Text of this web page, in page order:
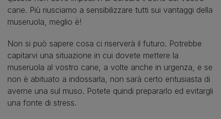
cane. Più riusciamo a sensibilizzare tutti sui vantaggi della
museruola, meglio è!
Non si può sapere cosa ci riserverà il futuro. Potrebbe
capitarvi una situazione in cui dovete mettere la
museruola al vostro cane, a volte anche in urgenza, e se
non è abituato a indossarla, non sarà certo entusiasta di
averne una sul muso. Potete quindi prepararlo ed evitargli
una fonte di stress.